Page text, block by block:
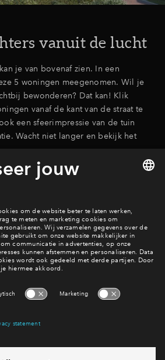
vanuit de lucht
je van bovenaf zien. In een
5 woningen meegenomen. Wil je
bewonderen? Dat kan! Klik
vanaf de kant van de straat te
een sfeerimpressie van de tuin
Wacht niet langer en bekijk het
Meld je dan snel aan
van het belangrijkste nieuws en